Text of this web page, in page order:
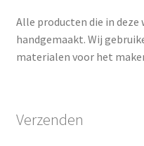
Alle producten die in
handgemaakt. Wij
materialen voor het
Verzenden